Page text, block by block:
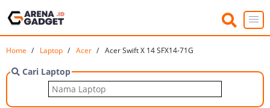
Home Laptop Acer Acer Swift X 14 SFX14-71G
Cari Laptop